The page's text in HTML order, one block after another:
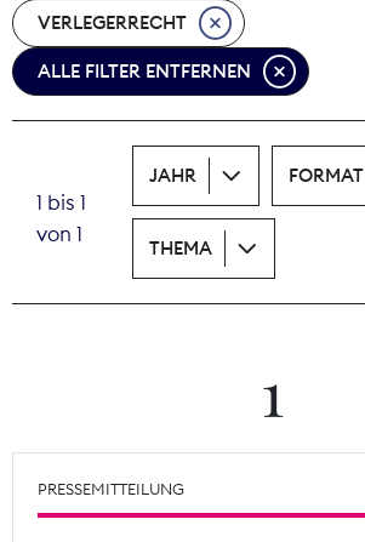
Nova Award
Print
Wächterpreis
VERLEGERRECHT
ALLE FILTER ENTFERNEN
1 bis 1
von 1
JAHR FORMAT
THEMA
1
PRESSEMITTEILUNG